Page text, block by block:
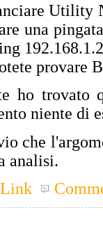
Utility
una
provare
ho trovato
niente di
che
analisi.